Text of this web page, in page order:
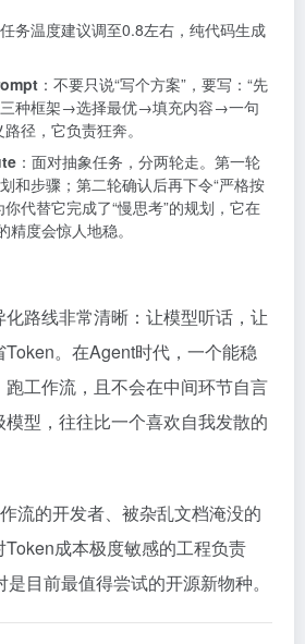
任务温度建议调至0.8左右，纯代码生成
：不要只说“写个方案”，要写：“先
种框架→选择最优→填充内容→一句
径，它负责狂奔。
：面对抽象任务，分两轮走。第一轮
和步骤；第二轮确认后再下令“严格按
代替它完成了“慢思考”的规划，它在
精度会惊人地稳。
路线非常清晰：让模型听话，让
。在Agent时代，一个能稳
工作流，且不会在中间环节自言
型，往往比一个喜欢自我发散的
流的开发者、被杂乱文档淹没的
成本极度敏感的工程负责
目前最值得尝试的开源新物种。